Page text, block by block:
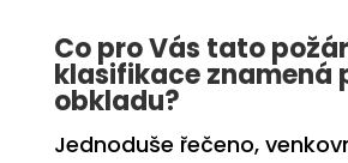
Co pro Vás tato
klasifikace znamená
obkladu?
Jednoduše řečeno,